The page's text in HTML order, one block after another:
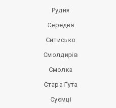
Рудня
Середня
Ситисько
Смолдирів
Смолка
Стара Гута
Суємці